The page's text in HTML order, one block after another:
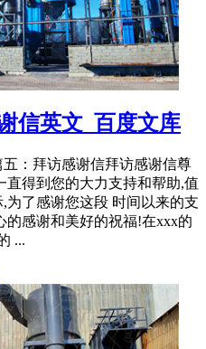
信英文_百度文库
：拜访感谢信拜访感谢信尊
直得到您的大力支持和帮助,值
为了感谢您这段 时间以来的支
的感谢和美好的祝福!在xxx的
...